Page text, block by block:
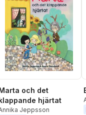
och det
hjärtat
Jeppsson